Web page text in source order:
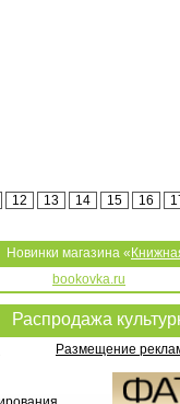
12 13 14 15 16
Новинки магазина «
bookovka.ru
Распродажа
Размещение